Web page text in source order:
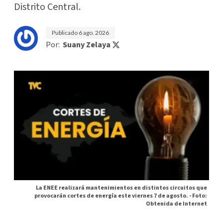
Distrito Central.
Publicado 6 ago. 2026
Por: Suany Zelaya
La ENEE realizará mantenimientos en distintos circuitos que
provocarán cortes de energía este viernes 7 de agosto. -Foto:
Obtenida de Internet